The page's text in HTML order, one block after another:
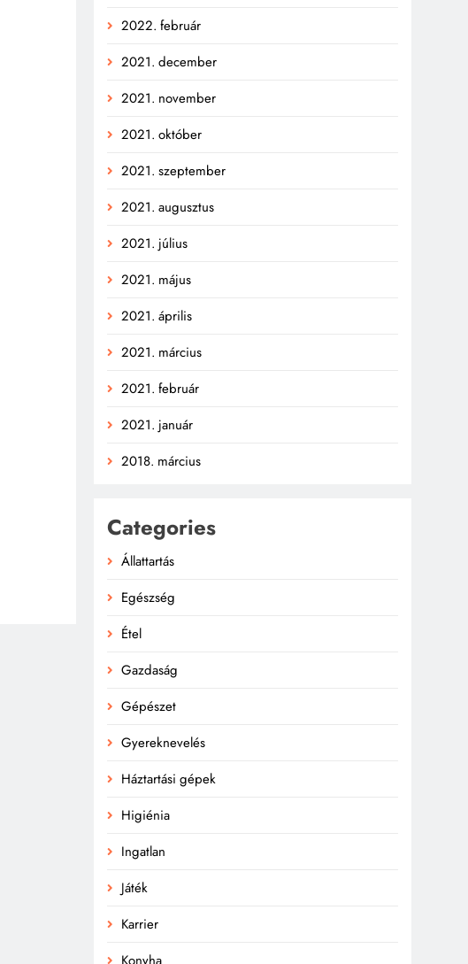
2022. február
2021. december
2021. november
2021. október
2021. szeptember
2021. augusztus
2021. július
2021. május
2021. április
2021. március
2021. február
2021. január
2018. március
Categories
Állattartás
Egészség
Étel
Gazdaság
Gépészet
Gyereknevelés
Háztartási gépek
Higiénia
Ingatlan
Játék
Karrier